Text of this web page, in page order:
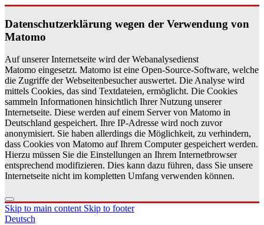
Daten­schutzerklärung wegen der Ver­wen­dung von
Matomo
Auf unserer Internetseite wird der Webanalysedienst
Matomo eingesetzt. Matomo ist eine Open-Source-Software, welche
die Zugriffe der Webseitenbesucher auswertet. Die Analyse wird
mittels Cookies, das sind Textdateien, ermöglicht. Die Cookies
sammeln Informationen hinsichtlich Ihrer Nutzung unserer
Internetseite. Diese werden auf einem Server von Matomo in
Deutschland gespeichert. Ihre IP-Adresse wird noch zuvor
anonymisiert. Sie haben allerdings die Möglichkeit, zu verhindern,
dass Cookies von Matomo auf Ihrem Computer gespeichert werden.
Hierzu müssen Sie die Einstellungen an Ihrem Internetbrowser
entsprechend modifizieren. Dies kann dazu führen, dass Sie unsere
Internetseite nicht im kompletten Umfang verwenden können.
Skip to main content Skip to footer
Deutsch